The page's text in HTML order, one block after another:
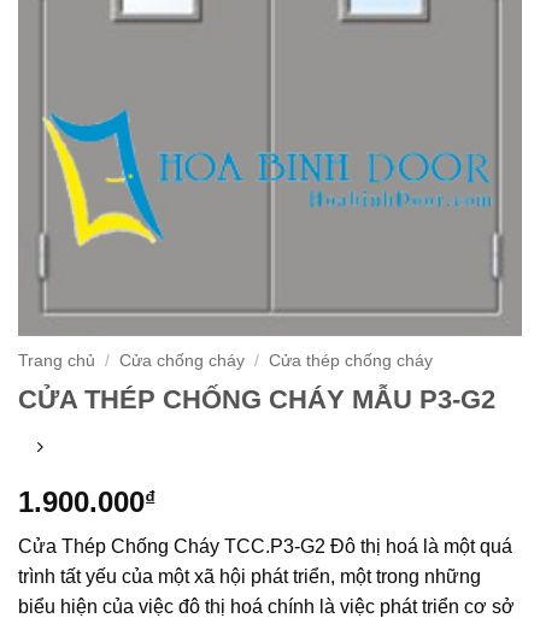
Trang chủ / Cửa chống cháy / Cửa thép chống cháy
CỬA THÉP CHỐNG CHÁY MẪU P3-G2
1.900.000₫
Cửa Thép Chống Cháy TCC.P3-G2 Đô thị hoá là một quá
trình tất yếu của một xã hội phát triển, một trong những
biểu hiện của việc đô thị hoá chính là việc phát triển cơ sở